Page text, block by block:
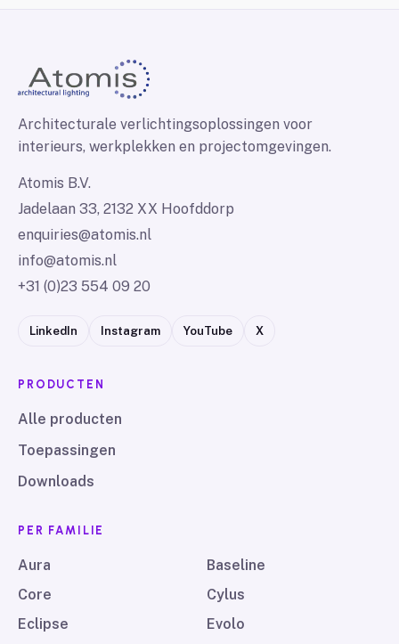
Architecturale verlichtingsoplossingen voor
interieurs, werkplekken en projectomgevingen.
Atomis B.V.
Jadelaan 33, 2132 XX Hoofddorp
enquiries@atomis.nl
info@atomis.nl
+31 (0)23 554 09 20
LinkedIn Instagram YouTube X
PRODUCTEN
Alle producten
Toepassingen
Downloads
PER FAMILIE
Aura
Baseline
Core
Cylus
Eclipse
Evolo